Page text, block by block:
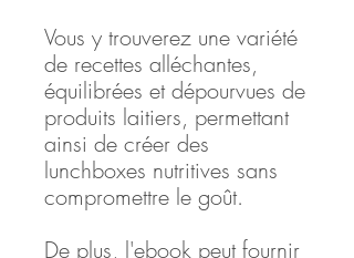
Vous y trouverez une variété
de recettes alléchantes,
équilibrées et dépourvues de
produits laitiers, permettant
ainsi de créer des
lunchboxes nutritives sans
compromettre le goût.
De plus, l'ebook peut fournir